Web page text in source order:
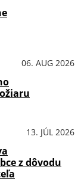
06. AUG 2026
13. JÚL 2026
z dôvodu